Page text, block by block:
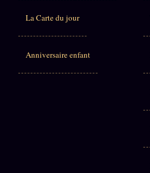
La Carte du jour
Anniversaire enfant